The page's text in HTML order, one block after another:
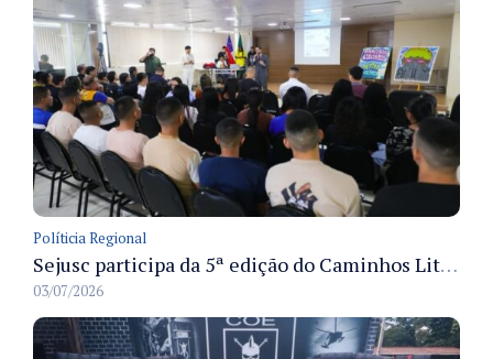
Políticia Regional
Sejusc participa da 5ª edição do Caminhos Literários com foco na cultura hip-hop nas unidades socioeducativas
03/07/2026